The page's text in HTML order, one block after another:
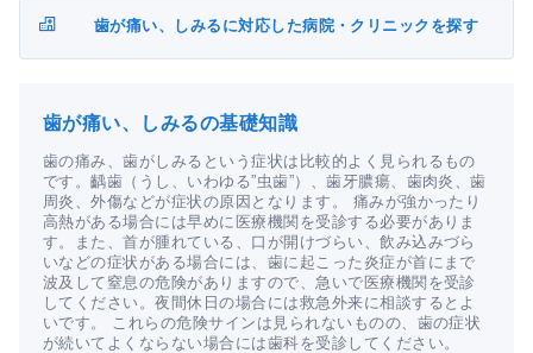
歯が痛い、しみるに対応した病院・クリニックを探す
歯が痛い、しみるの基礎知識
歯の痛み、歯がしみるという症状は比較的よく見られるもの
です。齲歯（うし、いわゆる”虫歯”）、歯牙膿瘍、歯肉炎、歯
周炎、外傷などが症状の原因となります。 痛みが強かったり
高熱がある場合には早めに医療機関を受診する必要がありま
す。また、首が腫れている、口が開けづらい、飲み込みづら
いなどの症状がある場合には、歯に起こった炎症が首にまで
波及して窒息の危険がありますので、急いで医療機関を受診
してください。夜間休日の場合には救急外来に相談するとよ
いです。 これらの危険サインは見られないものの、歯の症状
が続いてよくならない場合には歯科を受診してください。